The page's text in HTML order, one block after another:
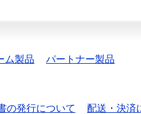
ム製品 パートナー製品
の発行について 配送・決済